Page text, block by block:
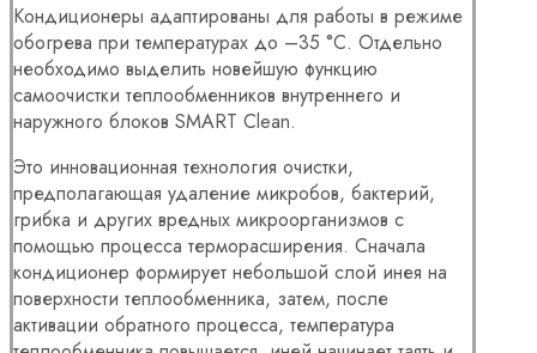
Кондиционеры адаптированы для работы в режиме
обогрева при температурах до –35 °С. Отдельно
необходимо выделить новейшую функцию
самоочистки теплообменников внутреннего и
наружного блоков SMART Clean.
Это инновационная технология очистки,
предполагающая удаление микробов, бактерий,
грибка и других вредных микроорганизмов с
помощью процесса терморасширения. Сначала
кондиционер формирует небольшой слой инея на
поверхности теплообменника, затем, после
активации обратного процесса, температура